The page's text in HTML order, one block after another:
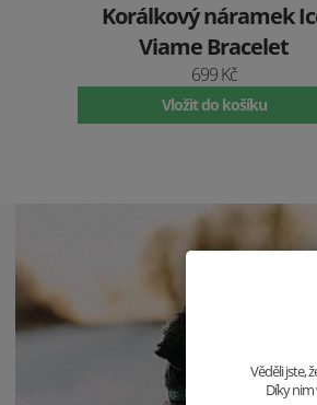
Korálkový náramek
Viame Bracelet
699 Kč
Vložit do košíku
Věděli jste,
Díky